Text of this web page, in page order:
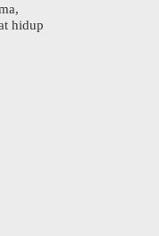
hidup